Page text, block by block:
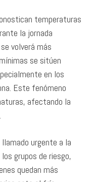
temperaturas
la jornada
volverá más
se sitúen
en los
Este fenómeno
afectando la
urgente a la
grupos de riesgo,
quedan más